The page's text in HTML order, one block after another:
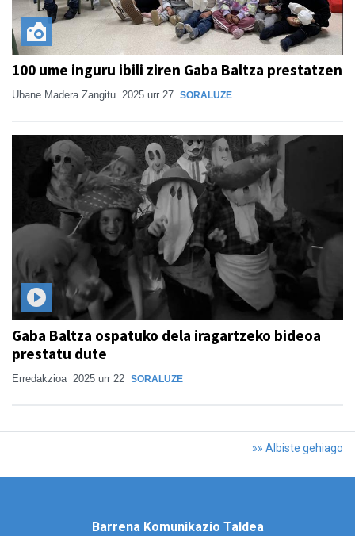
100 ume inguru ibili ziren Gaba Baltza prestatzen
Ubane Madera Zangitu 2025 urr 27 SORALUZE
Gaba Baltza ospatuko dela iragartzeko bideoa
prestatu dute
Erredakzioa 2025 urr 22 SORALUZE
»» Albiste gehiago
Barrena Komunikazio Taldea